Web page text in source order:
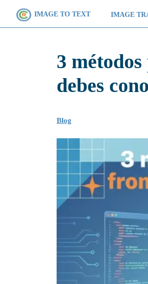
IMAGE TO TEXT IMAGE
3
debes
Blog